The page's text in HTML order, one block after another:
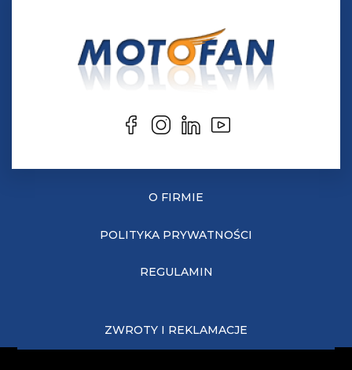
O FIRMIE
POLITYKA PRYWATNOŚCI
REGULAMIN
ZWROTY I REKLAMACJE